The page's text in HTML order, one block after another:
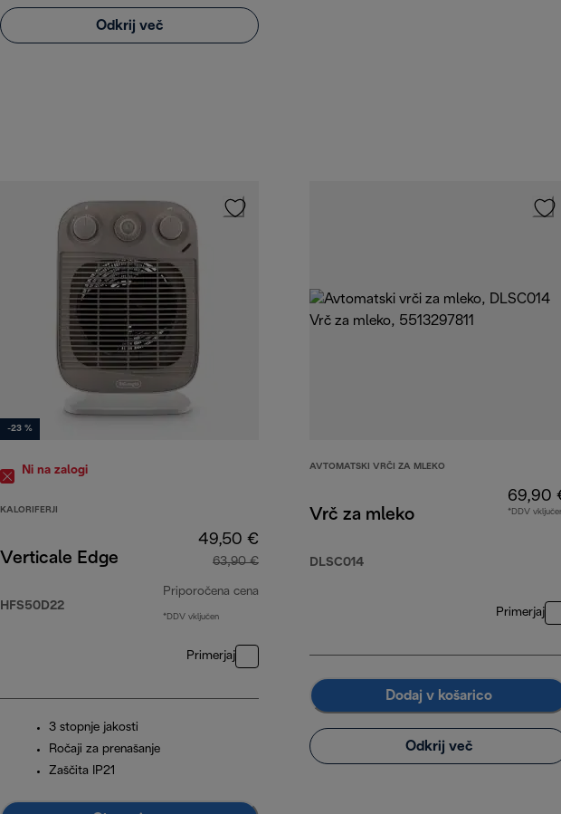
Odkrij več
-23 %
Ni na zalogi
KALORIFERJI
Verticale Edge
HFS50D22
49,50 €
63,90 €
Priporočena cena
*DDV vključen
Primerjaj
3 stopnje jakosti
Ročaji za prenašanje
Zaščita IP21
AVTOMATSKI VRČI ZA MLEKO
Vrč za mleko
DLSC014
69,90
*DDV
Primerjaj
Dodaj v košarico
Odkrij več